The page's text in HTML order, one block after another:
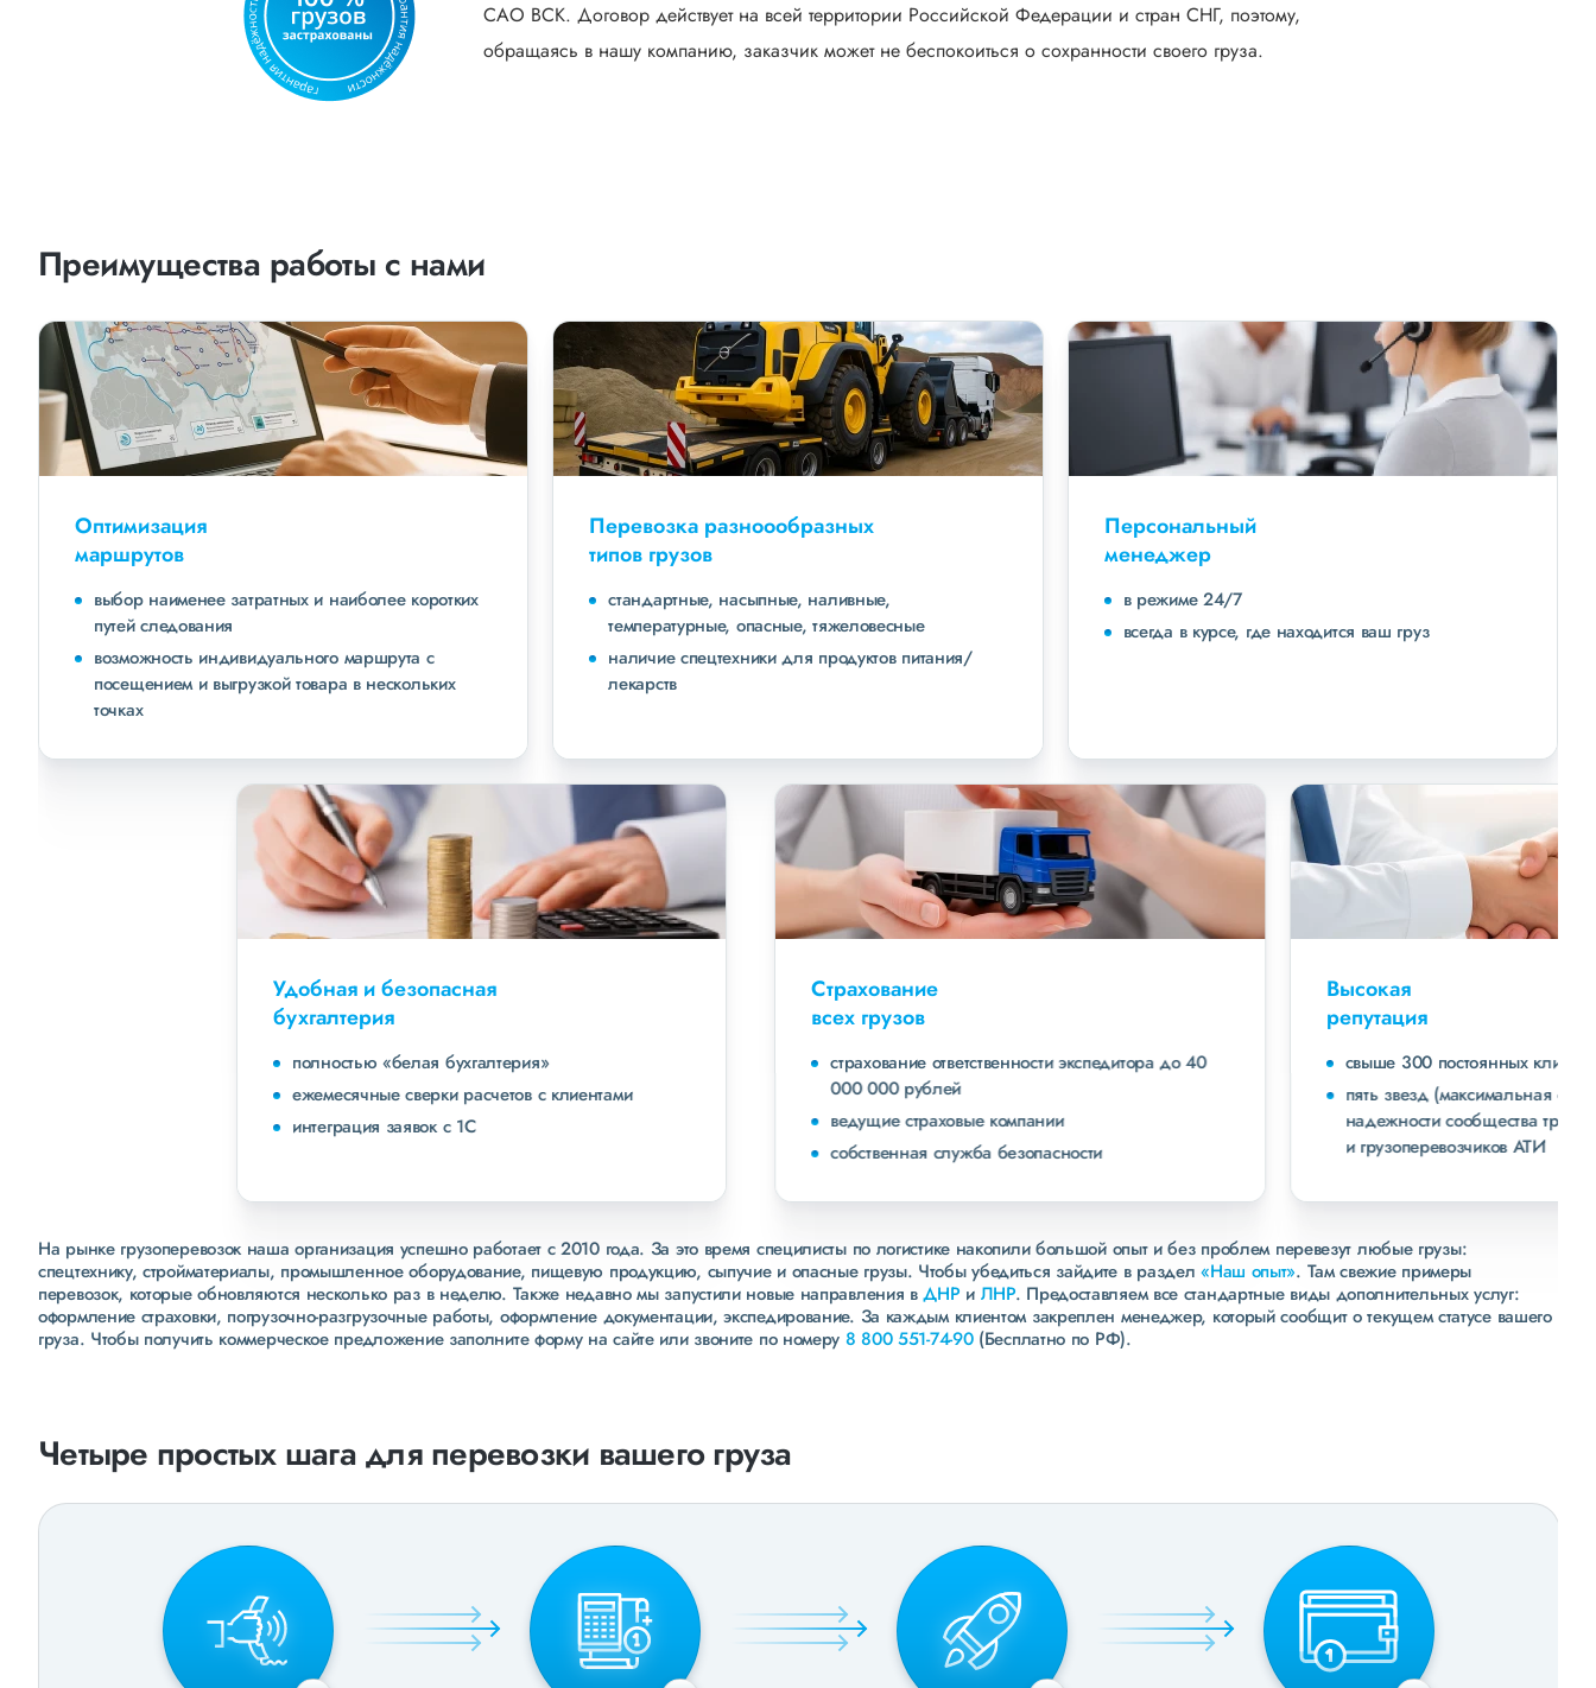
САО ВСК. Договор действует на всей территории Российской Федерации и стран СНГ, поэтому,
обращаясь в нашу компанию, заказчик может не беспокоиться о сохранности своего груза.
Преимущества работы с нами
Оптимизация
маршрутов
выбор наименее затратных и наиболее коротких
путей следования
возможность индивидуального маршрута с
посещением и выгрузкой товара в нескольких
точках
Перевозка разноообразных
типов грузов
стандартные, насыпные, наливные,
температурные, опасные, тяжеловесные
наличие спецтехники для продуктов питания/
лекарств
Персональный
менеджер
в режиме 24/7
всегда в курсе, где находится ваш груз
Удобная и безопасная
полностью «белая бухгалтерия»
ежемесячные сверки расчетов с клиентами
интеграция заявок с 1С
страхование ответственности экспедитора до 40
000 000 рублей
ведущие страховые компании
собственная служба безопасности
свыше 300 постоянных клиентов
пять звезд (максимальная оценка) в рейтинге
надежности сообщества транспортных компаний
На рынке грузоперевозок наша организация успешно работает с 2010 года. За это время специлисты по логистике накопили большой опыт и без проблем перевезут любые грузы:
спецтехнику, стройматериалы, промышленное оборудование, пищевую продукцию, сыпучие и опасные грузы. Чтобы убедиться зайдите в раздел«Наш опыт». Там свежие примеры
перевозок, которые обновляются несколько раз в неделю. Также недавно мы запустили новые направления вДНР и ЛНР. Предоставляем все стандартные виды дополнительных услуг:
оформление страховки, погрузочно-разгрузочные работы, оформление документации, экспедирование. За каждым клиентом закреплен менеджер, который сообщит о текущем статусе вашего
груза. Чтобы получить коммерческое предложение заполните форму на сайте или звоните по номеру 8 800 551-74-90(Бесплатно по РФ).
Четыре простых шага для перевозки вашего груза